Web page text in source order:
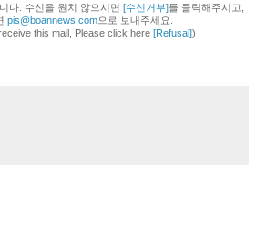
다. 수신을 원치 않으시면 [수신거부]를 클릭해주시고,
pis@boannews.com으로 보내주세요.
this mail, Please click here [Refusal])